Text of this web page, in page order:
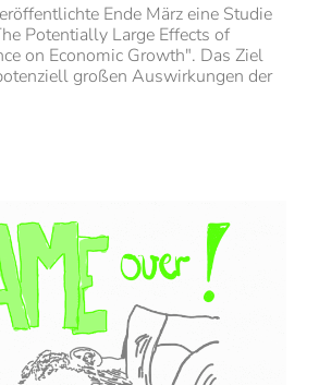
Ende März eine Studie
Potentially Large Effects of
on Economic Growth". Das Ziel
großen Auswirkungen der